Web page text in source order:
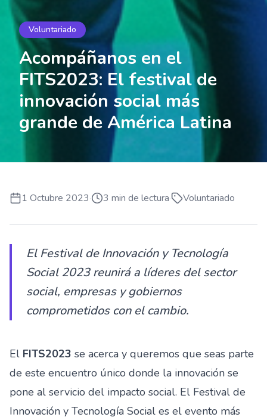
Voluntariado
Acompáñanos en el
FITS2023: El festival de
innovación social más
grande de América Latina
1 Octubre 2023· 3 min de lectura· Voluntariado
El Festival de Innovación y Tecnología
Social 2023 reunirá a líderes del sector
social, empresas y gobiernos
comprometidos con el cambio.
El FITS2023 se acerca y queremos que seas parte
de este encuentro único donde la innovación se
pone al servicio del impacto social. El Festival de
Innovación y Tecnología Social es el evento más